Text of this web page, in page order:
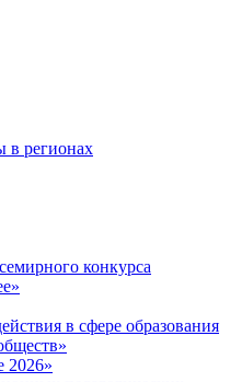
в регионах
конкурса
в сфере образования
2026»